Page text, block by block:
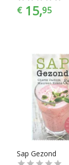
€ 15,95
Sap Gezond